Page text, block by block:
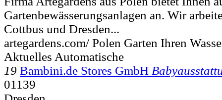
Gartenbewässerungsanlagen an. Wir
Cottbus und Dresden...
artegardens.com/ Polen Garten Ihren
Aktuelles Automatische
19 Bambini.de Stores GmbH
01139